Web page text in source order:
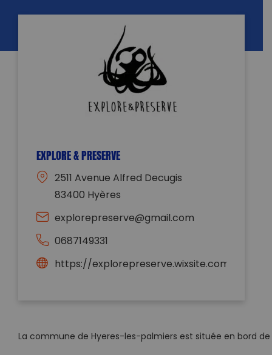
EXPLORE & PRESERVE
2511 Avenue Alfred Decugis
83400 Hyères
explorepreserve@gmail.com
0687149331
https://explorepreserve.wixsite.com/
La commune de Hyeres-les-palmiers est située en bord